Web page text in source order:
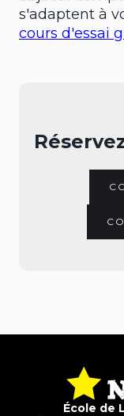
s'adaptent à
cours d'essai
École de